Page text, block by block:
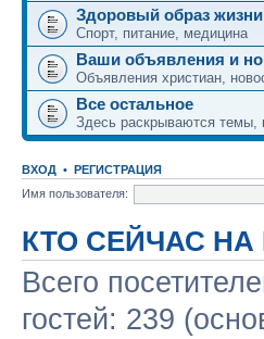
Здоровый образ жизни
Спорт, питание, медицина
Ваши объявления и
Объявления христиан,
Все остальное
Здесь раскрываются
ВХОД • РЕГИСТРАЦИЯ
Имя пользователя:
КТО СЕЙЧАС
Всего
гостей: 239